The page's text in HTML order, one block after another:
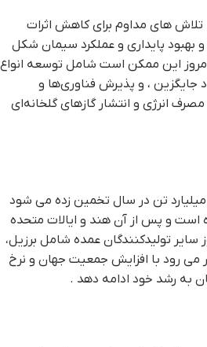
تلاش های مداوم برای کاهش اثرات
پایداری و عملکرد سیمان شکل
این ممکن است شامل توسعه انواع
جایگزین ، و پذیرش فناوری‌ها و
انرژی و انتشار گازهای گلخانه‌ای
تولید جهانی سیمان حدود 4 میلیارد تن در سال تخمین زده می شود
است و پس از آن هند و ایالات متحده
سایر تولیدکنندگان عمده شامل برزیل،
می رود با افزایش جمعیت جهان و نرخ
به رشد خود ادامه دهد .